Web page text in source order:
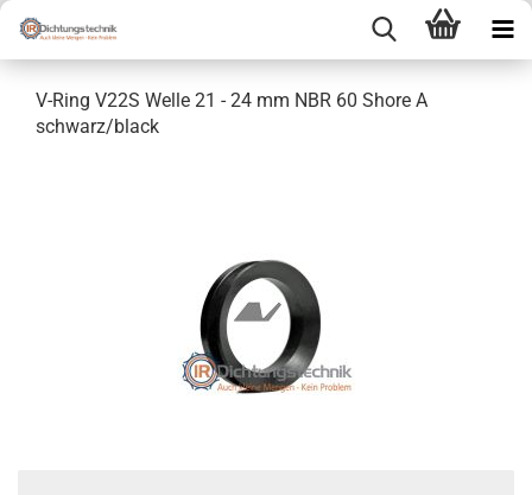
V-Ring V22S Welle 21 - 24 mm NBR 60 Shore A
schwarz/black